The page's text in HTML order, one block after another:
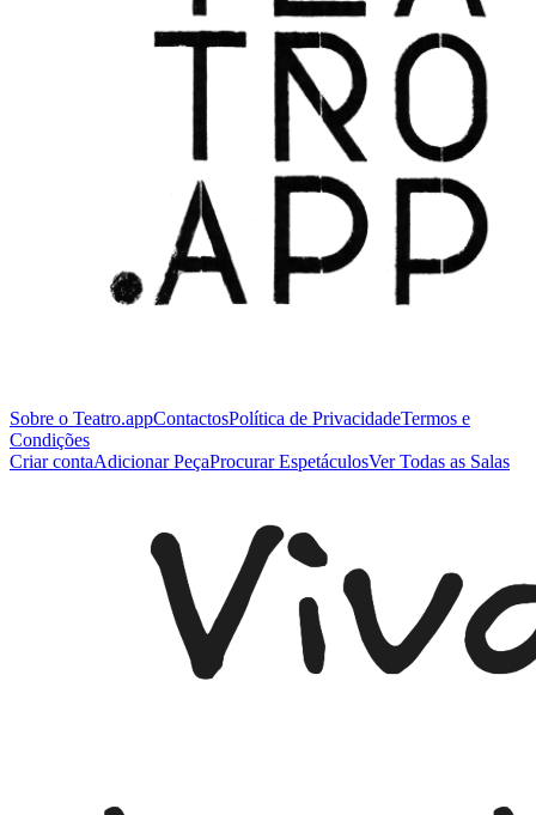
Sobre o Teatro.appContactosPolítica de PrivacidadeTermos e
Condições
Criar contaAdicionar PeçaProcurar EspetáculosVer Todas as Salas